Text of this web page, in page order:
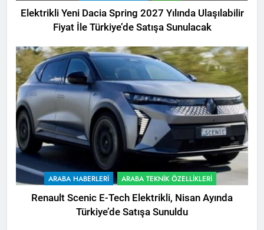
Elektrikli Yeni Dacia Spring 2027 Yılında Ulaşılabilir
Fiyat İle Türkiye’de Satışa Sunulacak
ARABA HABERLERI ARABA TEKNIK ÖZELLIKLERI
Renault Scenic E-Tech Elektrikli, Nisan Ayında
Türkiye’de Satışa Sunuldu